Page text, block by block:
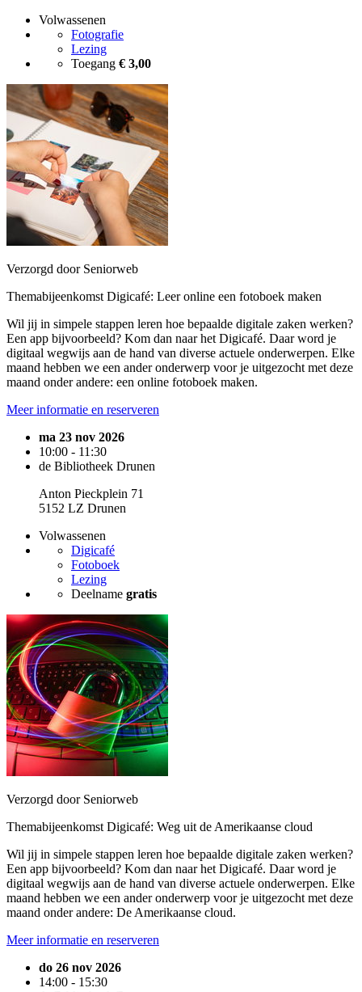
Volwassenen
Fotografie
Lezing
Toegang € 3,00
Verzorgd door Seniorweb
Themabijeenkomst Digicafé: Leer online een fotoboek maken
Wil jij in simpele stappen leren hoe bepaalde digitale zaken werken?
Een app bijvoorbeeld? Kom dan naar het Digicafé. Daar word je
digitaal wegwijs aan de hand van diverse actuele onderwerpen. Elke
maand hebben we een ander onderwerp voor je uitgezocht met deze
maand onder andere: een online fotoboek maken.
Meer informatie en reserveren
ma 23 nov 2026
10:00 - 11:30
de Bibliotheek Drunen
Anton Pieckplein 71
5152 LZ Drunen
Volwassenen
Digicafé
Fotoboek
Lezing
Deelname gratis
Verzorgd door Seniorweb
Themabijeenkomst Digicafé: Weg uit de Amerikaanse cloud
Wil jij in simpele stappen leren hoe bepaalde digitale zaken werken?
Een app bijvoorbeeld? Kom dan naar het Digicafé. Daar word je
digitaal wegwijs aan de hand van diverse actuele onderwerpen. Elke
maand hebben we een ander onderwerp voor je uitgezocht met deze
maand onder andere: De Amerikaanse cloud.
Meer informatie en reserveren
do 26 nov 2026
14:00 - 15:30